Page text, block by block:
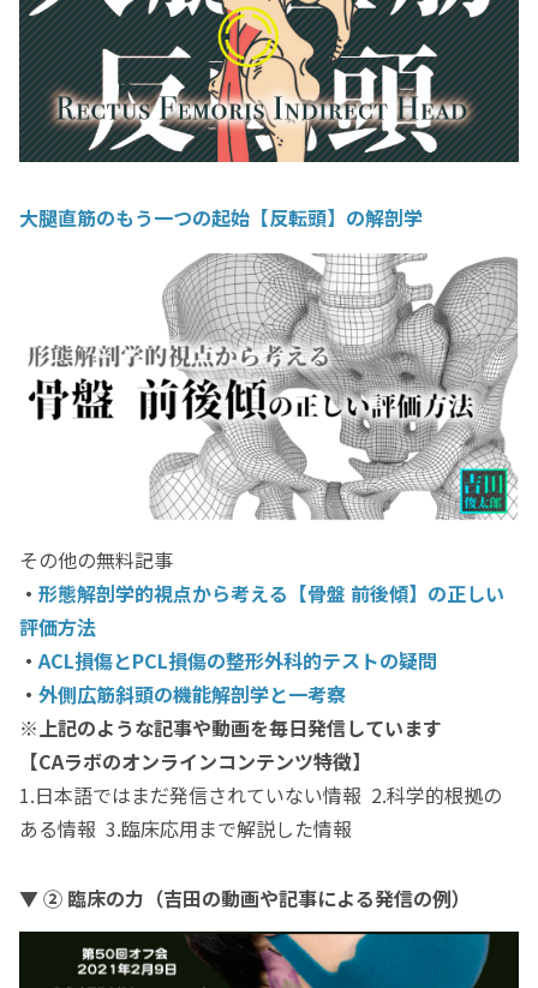
大腿直筋のもう一つの起始【反転頭】の解剖学
その他の無料記事
・ 形態解剖学的視点から考える【骨盤 前後傾】の正しい
評価方法
・ACL損傷とPCL損傷の整形外科的テストの疑問
・ 外側広筋斜頭の機能解剖学と一考察
※上記のような記事や動画を毎日発信しています
【CAラボのオンラインコンテンツ特徴】
1.日本語ではまだ発信されていない情報 2.科学的根拠の
ある情報 3.臨床応用まで解説した情報
▼ ② 臨床の力（吉田の動画や記事による発信の例）